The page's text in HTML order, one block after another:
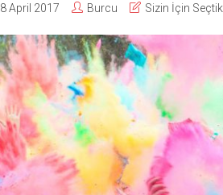
8 April 2017 Burcu Sizin İçin